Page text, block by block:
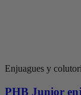
Enjuagues y
PHB Junior